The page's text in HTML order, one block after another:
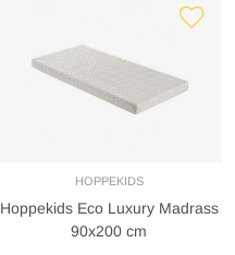
HOPPEKIDS
Hoppekids Eco Luxury Madrass
90x200 cm